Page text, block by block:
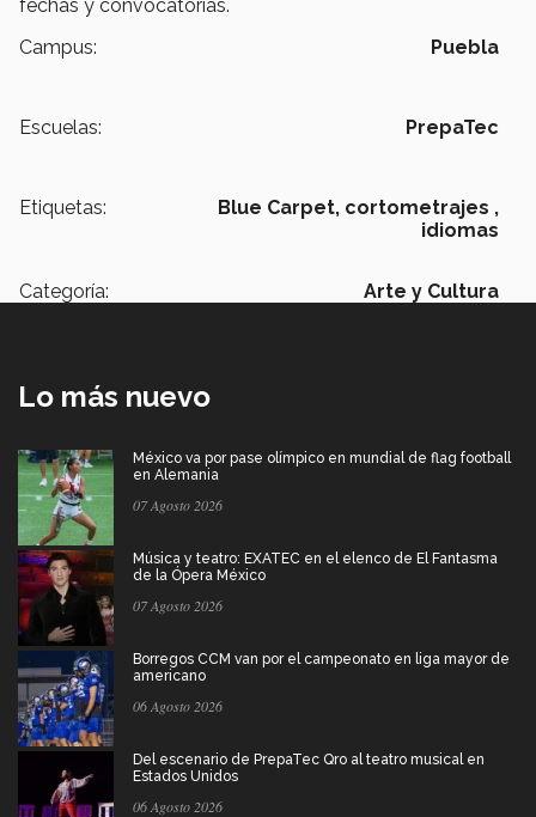
fechas y convocatorias.
Campus:
Puebla
Escuelas: PrepaTec
Etiquetas: Blue Carpet, cortometrajes ,
idiomas
Categoría: Arte y Cultura
Lo más nuevo
México va por pase olímpico en mundial de flag football
en Alemania
07 Agosto 2026
Música y teatro: EXATEC en el elenco de El Fantasma
de la Ópera México
07 Agosto 2026
Borregos CCM van por el campeonato en liga mayor de
americano
06 Agosto 2026
Del escenario de PrepaTec Qro al teatro musical en
Estados Unidos
06 Agosto 2026